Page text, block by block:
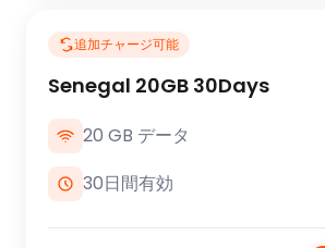
追加チャージ可能
Senegal 20GB 30Days
20 GB データ
30日間有効